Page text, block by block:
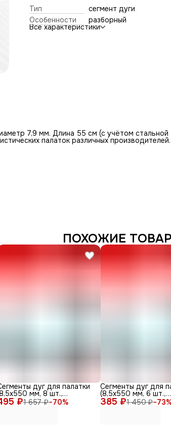
Тип
сегмент дуги
Особенности
разборный
Все характеристики
7,9 мм. Длина 55 см (с учётом стальной
палаток различных производителей.
ПОХОЖИЕ
₽1 657 ₽−70%
дуг для палатки
мм, 8 шт.,
385 ₽1 450 ₽−73
Сегменты дуг для
(8,5х550 мм, 6 шт.,
фиберглас)